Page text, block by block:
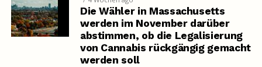
Die Wähler in Massachusetts
werden im November darüber
abstimmen, ob die Legalisierung
von Cannabis rückgängig gemacht
werden soll